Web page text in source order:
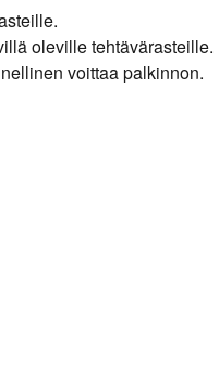
oleville tehtävärasteille.
voittaa palkinnon.